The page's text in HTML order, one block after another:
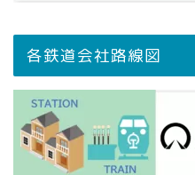
各鉄道会社路線図